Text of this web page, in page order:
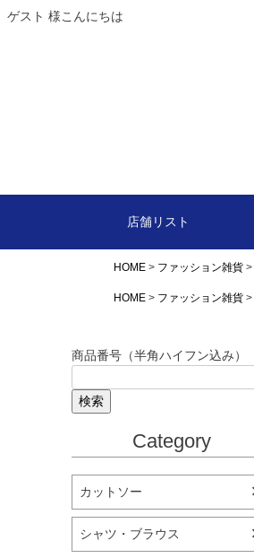
ゲスト 様こんにちは
店舗リスト
HOME ファッション雑貨
HOME ファッション雑貨
商品番号（半角ハイフン込み）
検索
Category
カットソー
シャツ・ブラウス